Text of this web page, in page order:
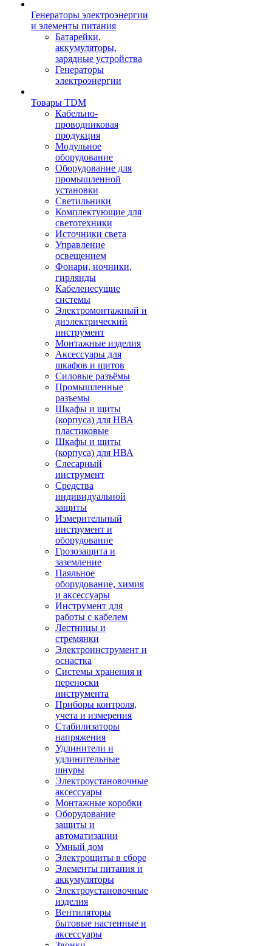
Генераторы электроэнергии
и элементы питания
Батарейки,
аккумуляторы,
зарядные устройства
Генераторы
электроэнергии
Товары TDM
Кабельно-
проводниковая
продукция
Модульное
оборудование
Оборудование для
промышленной
установки
Светильники
Комплектующие для
светотехники
Источники света
Управление
освещением
Фонари, ночники,
гирлянды
Кабеленесущие
системы
Электромонтажный и
диэлектрический
инструмент
Монтажные изделия
Аксессуары для
шкафов и щитов
Силовые разъёмы
Промышленные
разъемы
Шкафы и щиты
(корпуса) для НВА
пластиковые
Шкафы и щиты
(корпуса) для НВА
Слесарный
инструмент
Средства
индивидуальной
защиты
Измерительный
инструмент и
оборудование
Грозозащита и
заземление
Паяльное
оборудование, химия
и аксессуары
Инструмент для
работы с кабелем
Лестницы и
стремянки
Электроинструмент и
оснастка
Системы хранения и
переноски
инструмента
Приборы контроля,
учета и измерения
Стабилизаторы
напряжения
Удлинители и
удлинительные
шнуры
Электроустановочные
аксессуары
Монтажные коробки
Оборудование
защиты и
автоматизации
Умный дом
Электрощиты в сборе
Элементы питания и
аккумуляторы
Электроустановочные
изделия
Вентиляторы
бытовые настенные и
аксессуары